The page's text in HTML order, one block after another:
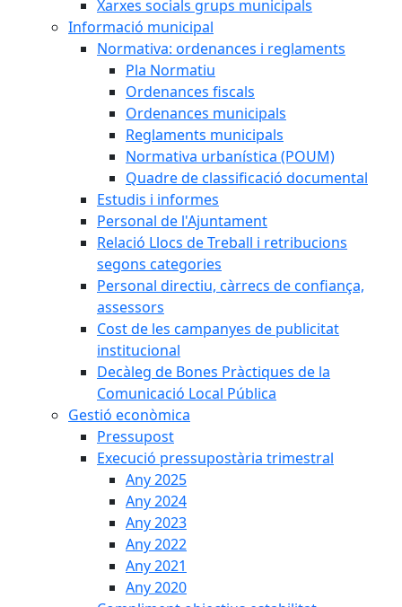
Xarxes socials grups municipals
Informació municipal
Normativa: ordenances i reglaments
Pla Normatiu
Ordenances fiscals
Ordenances municipals
Reglaments municipals
Normativa urbanística (POUM)
Quadre de classificació documental
Estudis i informes
Personal de l'Ajuntament
Relació Llocs de Treball i retribucions
segons categories
Personal directiu, càrrecs de confiança,
assessors
Cost de les campanyes de publicitat
institucional
Decàleg de Bones Pràctiques de la
Comunicació Local Pública
Gestió econòmica
Pressupost
Execució pressupostària trimestral
Any 2025
Any 2024
Any 2023
Any 2022
Any 2021
Any 2020